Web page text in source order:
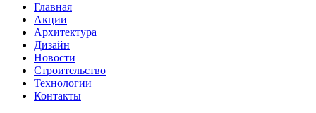
Главная
Акции
Архитектура
Дизайн
Новости
Строительство
Технологии
Контакты